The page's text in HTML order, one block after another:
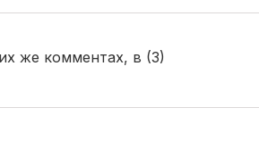
же комментах, в (3)